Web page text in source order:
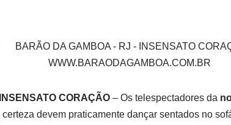
CORAÇÃO– Os telespectadores da
certeza devem praticamente dançar sentados no